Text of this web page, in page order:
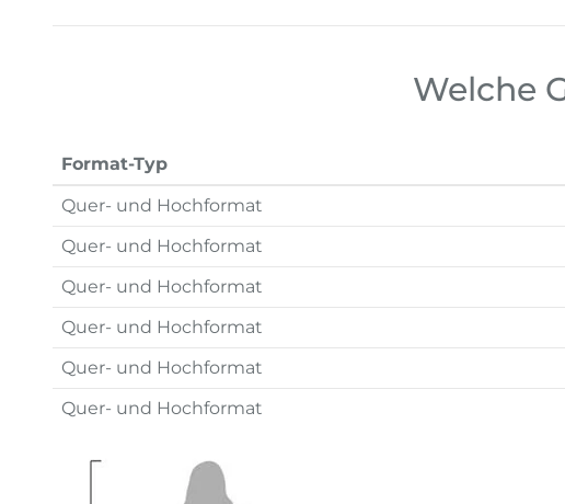
Welche
Format-Typ
Quer- und Hochformat
Quer- und Hochformat
Quer- und Hochformat
Quer- und Hochformat
Quer- und Hochformat
Quer- und Hochformat